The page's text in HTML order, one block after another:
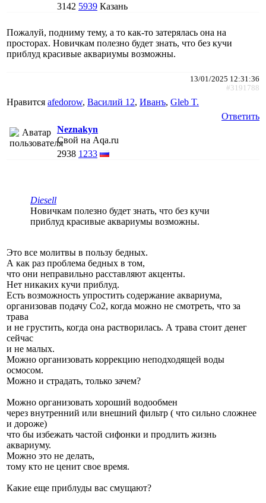
3142 5939 Казань
Пожалуй, подниму тему, а то как-то затерялась она на
просторах. Новичкам полезно будет знать, что без кучи
приблуд красивые аквариумы возможны.
13/01/2025 12:31:36
#3191788
Нравится afedorow, Василий 12, Иванъ, Gleb T.
Ответить
Neznakyn
Свой на Aqa.ru
2938 1233
Diesell
Новичкам полезно будет знать, что без кучи
приблуд красивые аквариумы возможны.
Это все молитвы в пользу бедных.
А как раз проблема бедных в том,
что они неправильно расставляют акценты.
Нет никаких кучи приблуд.
Есть возможность упростить содержание аквариума,
организовав подачу Co2, когда можно не смотреть, что за
трава
и не грустить, когда она растворилась. А трава стоит денег
сейчас
и не малых.
Можно организовать коррекцию неподходящей воды
осмосом.
Можно и страдать, только зачем?
Можно организовать хороший водообмен
через внутренний или внешний фильтр ( что сильно сложнее
и дороже)
что бы избежать частой сифонки и продлить жизнь
аквариуму.
Можно это не делать,
тому кто не ценит свое время.
Какие еще приблуды вас смущают?